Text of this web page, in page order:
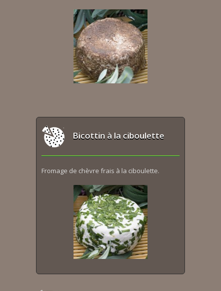
Bicottin à la ciboulette
Fromage de chèvre frais à la ciboulette.